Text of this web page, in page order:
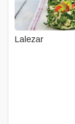
Lalezar